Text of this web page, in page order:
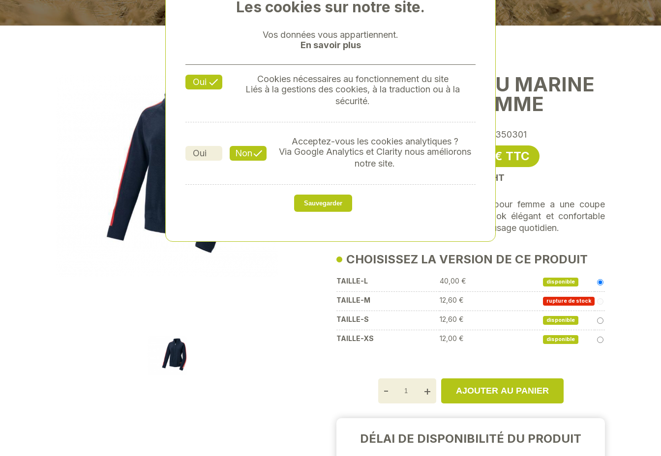
CARDIGAN BLEU MARINE
CLAAS FEMME
: 00025350301
60,41 TTC 48,00 € TTC
soit 40,00 € HT
Notre cardigan bleu marine CLAAS pour femme a une coupe
sportive et près du corps pour un look élégant et confortable
avec son col montant. Parfait pour un usage quotidien.
CHOISISSEZ LA VERSION DE CE PRODUIT
TAILLE-L 40,00 € disponible
TAILLE-M 12,60 € rupture de stock
TAILLE-S 12,60 € disponible
TAILLE-XS 12,00 € disponible
- + AJOUTER AU PANIER
DÉLAI DE DISPONIBILITÉ DU PRODUIT
Les cookies sur notre site.
Vos données vous appartiennent.
En savoir plus
Oui
Cookies nécessaires au fonctionnement du site
Liés à la gestions des cookies, à la traduction ou à la
sécurité.
Oui Non
Acceptez-vous les cookies analytiques ?
Via Google Analytics et Clarity nous améliorons
notre site.
Sauvegarder